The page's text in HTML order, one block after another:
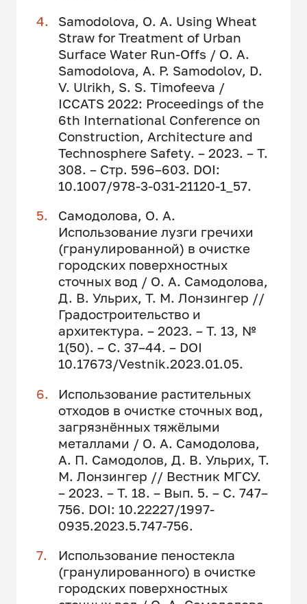
Samodolova, O. A. Using Wheat
Straw for Treatment of Urban
Surface Water Run-Offs / О. A.
Samodolova, A. P. Samodolov, D.
V. Ulrikh, S. S. Timofeeva /
ICCATS 2022: Proceedings of the
6th International Conference on
Construction, Architecture and
Technosphere Safety. – 2023. – Т.
308. – Стр. 596–603. DOI:
10.1007/978-3-031-21120-1_57.
Самодолова, О. А.
Использование лузги гречихи
(гранулированной) в очистке
городских поверхностных
сточных вод / О. А. Самодолова,
Д. В. Ульрих, Т. М. Лонзингер //
Градостроительство и
архитектура. – 2023. – Т. 13, №
1(50). – С. 37–44. – DOI
10.17673/Vestnik.2023.01.05.
Использование растительных
отходов в очистке сточных вод,
загрязнённых тяжёлыми
металлами / О. А. Самодолова,
А. П. Самодолов, Д. В. Ульрих, Т.
М. Лонзингер // Вестник МГСУ.
– 2023. – Т. 18. – Вып. 5. – С. 747–
756. DOI: 10.22227/1997-
0935.2023.5.747-756.
Использование пеностекла
(гранулированного) в очистке
городских поверхностных